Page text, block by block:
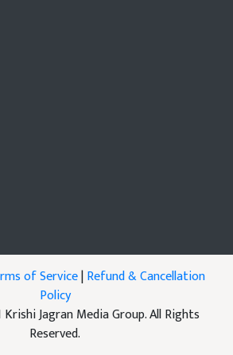
of Service|Refund & Cancellation
Policy
Jagran Media Group. All Rights
Reserved.